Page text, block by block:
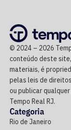
© 2024 – 2026
conteúdo deste
materiais, é
pelas leis de
ou publicar
Tempo Real RJ.
Categoria
Rio de Janeiro